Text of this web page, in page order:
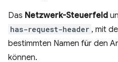
Das Netzwerk-Steuerfeld
has-request-header , mit
bestimmten Namen für den
können.